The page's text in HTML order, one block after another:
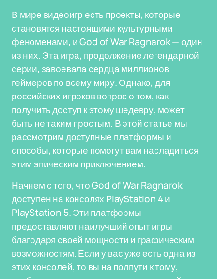
В мире видеоигр есть проекты, которые
становятся настоящими культурными
феноменами, и God of War Ragnarok — один
из них. Эта игра, продолжение легендарной
серии, завоевала сердца миллионов
геймеров по всему миру. Однако, для
российских игроков вопрос о том, как
получить доступ к этому шедевру, может
быть не таким простым. В этой статье мы
рассмотрим доступные платформы и
способы, которые помогут вам насладиться
этим эпическим приключением.
Начнем с того, что God of War Ragnarok
доступен на консолях PlayStation 4 и
PlayStation 5. Эти платформы
предоставляют наилучший опыт игры
благодаря своей мощности и графическим
возможностям. Если у вас уже есть одна из
этих консолей, то вы на полпути к тому,